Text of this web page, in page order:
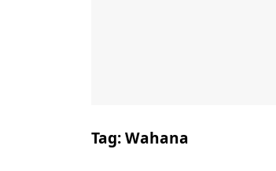
Tag:Wahana